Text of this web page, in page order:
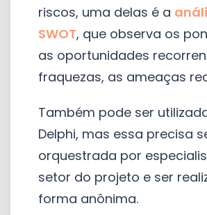
riscos, uma delas é a
SWOT, que observa os
as oportunidades
fraquezas, as ameaças
Também pode ser
Delphi, mas essa precisa
orquestrada por
setor do projeto e ser
forma anônima.